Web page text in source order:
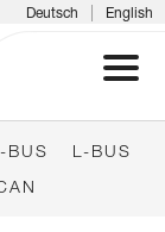
Deutsch | English
BUS
L-BUS